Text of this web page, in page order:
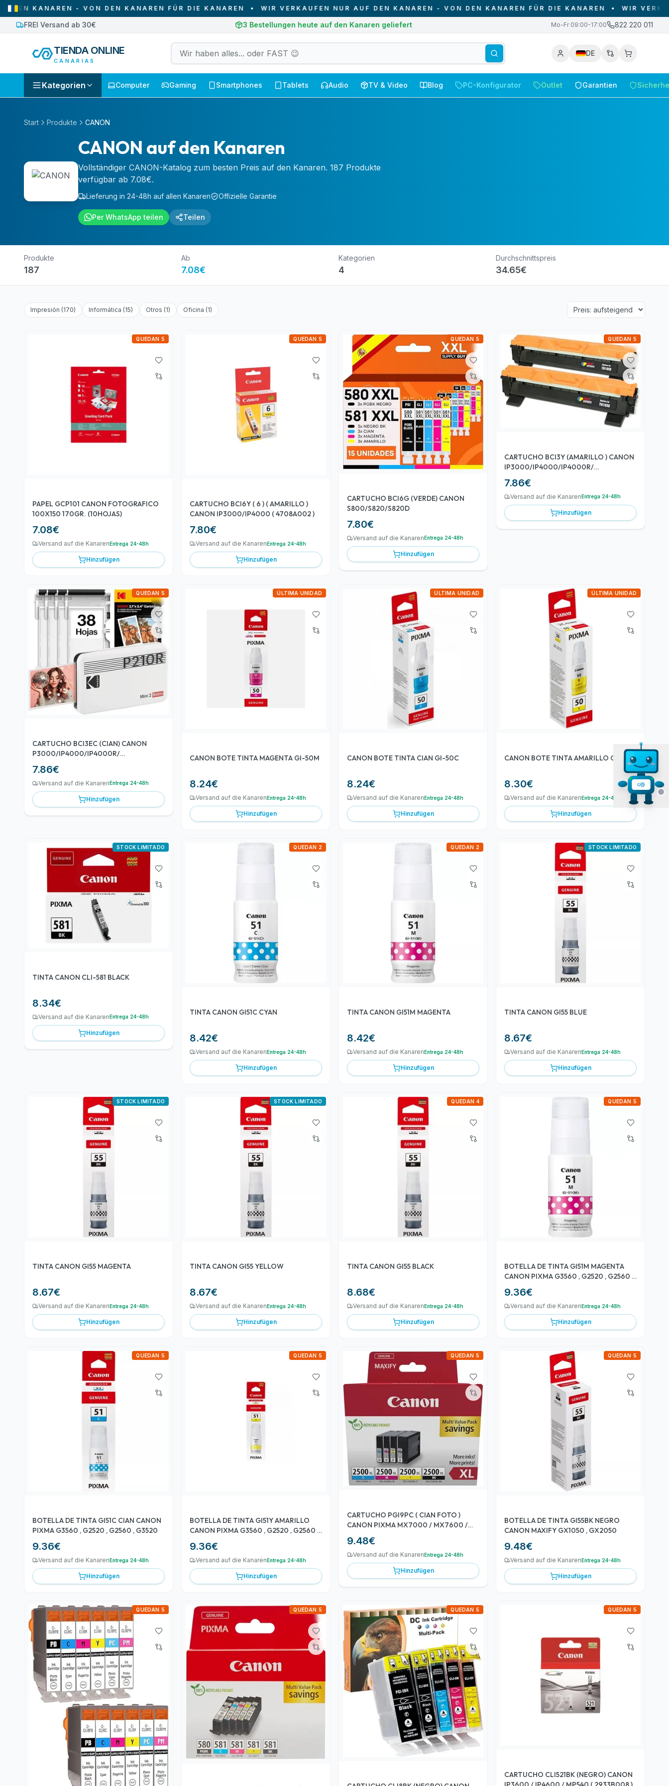
- VON DEN KANAREN FÜR DIE KANAREN • WIR VERKAUFEN NUR AUF DEN KANAREN - VON DEN KANAREN FÜR DIE KANAREN • WIR VERKAUFEN NUR
FREI Versand ab 30€ 3 Bestellungen heute auf den Kanaren geliefert Mo-Fr 09:00-17:00 822 220 011
TIENDA ONLINE
CANARIAS
DE
Kategorien Computer Gaming Smartphones Tablets Audio TV & Video Blog PC-Konfigurator Outlet Garantien
Start Produkte CANON
CANON auf den Kanaren
Vollständiger CANON-Katalog zum besten Preis auf den Kanaren. 187 Produkte
verfügbar ab 7.08€.
Lieferung in 24-48h auf allen Kanaren Offizielle Garantie
Per WhatsApp teilen Teilen
Produkte
187
Ab
7.08€
Kategorien
4
Durchschnittspreis
34.65€
Impresión (170) Informática (15) Otros (1) Oficina (1)
PAPEL GCP101 CANON FOTOGRAFICO
100X150 170GR. (10HOJAS)
7.08€
QUEDAN 5
Versand auf die KanarenEntrega 24-48h
Hinzufügen
CARTUCHO BCI6Y ( 6 ) ( AMARILLO )
CANON IP3000/IP4000 ( 4708A002 )
7.80€
QUEDAN 5
Versand auf die KanarenEntrega 24-48h
Hinzufügen
CARTUCHO BCI6G (VERDE) CANON
S800/S820/S820D
7.80€
QUEDAN 5
Versand auf die KanarenEntrega 24-48h
Hinzufügen
CARTUCHO BCI3Y (AMARILLO ) CANON
IP3000/IP4000/IP4000R/
7.86€
QUEDAN 5
Versand auf die Kanaren Entrega 24-48h
Hinzufügen
CARTUCHO BCI3EC (CIAN) CANON
P3000/IP4000/IP4000R/
7.86€
QUEDAN 5
Versand auf die Kanaren Entrega 24-48h
Hinzufügen
CANON BOTE TINTA MAGENTA GI-50M
8.24€
ÚLTIMA UNIDAD
Versand auf die KanarenEntrega 24-48h
Hinzufügen
CANON BOTE TINTA CIAN GI-50C
8.24€
ÚLTIMA UNIDAD
Versand auf die KanarenEntrega 24-48h
Hinzufügen
CANON BOTE TINTA AMARILLO GI-50Y
8.30€
ÚLTIMA UNIDAD
Versand auf die KanarenEntrega 24-48h
Hinzufügen
TINTA CANON CLI-581 BLACK
8.34€
STOCK LIMITADO
Versand auf die KanarenEntrega 24-48h
Hinzufügen
TINTA CANON GI51C CYAN
8.42€
QUEDAN 2
Versand auf die KanarenEntrega 24-48h
Hinzufügen
TINTA CANON GI51M MAGENTA
8.42€
QUEDAN 2
Versand auf die KanarenEntrega 24-48h
Hinzufügen
TINTA CANON GI55 BLUE
8.67€
STOCK LIMITADO
Versand auf die KanarenEntrega 24-48h
Hinzufügen
TINTA CANON GI55 MAGENTA
8.67€
STOCK LIMITADO
Versand auf die KanarenEntrega 24-48h
Hinzufügen
TINTA CANON GI55 YELLOW
8.67€
STOCK LIMITADO
Versand auf die KanarenEntrega 24-48h
Hinzufügen
TINTA CANON GI55 BLACK
8.68€
QUEDAN 4
Versand auf die KanarenEntrega 24-48h
Hinzufügen
BOTELLA DE TINTA GI51M MAGENTA
CANON PIXMA G3560 , G2520 , G2560 ,
9.36€
QUEDAN 5
Versand auf die KanarenEntrega 24-48h
Hinzufügen
BOTELLA DE TINTA GI51C CIAN CANON
PIXMA G3560 , G2520 , G2560 , G3520
9.36€
QUEDAN 5
Versand auf die KanarenEntrega 24-48h
Hinzufügen
BOTELLA DE TINTA GI51Y AMARILLO
CANON PIXMA G3560 , G2520 , G2560 ,
9.36€
QUEDAN 5
Versand auf die KanarenEntrega 24-48h
Hinzufügen
CARTUCHO PGI9PC ( CIAN FOTO )
CANON PIXMA MX7000 / MX7600 /
9.48€
QUEDAN 5
Versand auf die KanarenEntrega 24-48h
Hinzufügen
BOTELLA DE TINTA GI55BK NEGRO
CANON MAXIFY GX1050 , GX2050
9.48€
QUEDAN 5
Versand auf die KanarenEntrega 24-48h
Hinzufügen
QUEDAN 5 QUEDAN 5 QUEDAN 5
CARTUCHO CLI521BK (NEGRO) CANON
QUEDAN 5